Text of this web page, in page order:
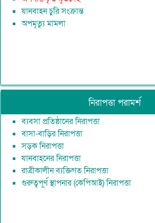
যানবাহন চুরি সংক্রান্ত
অপমৃত্যু মামলা
নিরাপত্তা পরামর্শ
ব্যবসা প্রতিষ্ঠানের নিরাপত্তা
বাসা-বাড়ির নিরাপত্তা
সড়ক নিরাপত্তা
যানবাহনের নিরাপত্তা
রাত্রীকালীন ব্যক্তিগত নিরাপত্তা
গুরুত্বপূর্ণ স্থাপনার (কেপিআই) নিরাপত্তা